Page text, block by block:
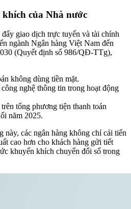
của Nhà nước
giao dịch trực tuyến và tài chính
ngành Ngân hàng Việt Nam đến
(Quyết định số 986/QĐ-TTg),
không dùng tiền mặt.
nghệ thông tin trong hoạt động
tổng phương tiện thanh toán
năm 2025.
các ngân hàng không chỉ cải tiến
cao hơn cho khách hàng gửi tiết
khuyến khích chuyển đổi số trong